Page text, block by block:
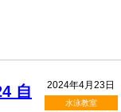
2024年4月23日
水泳教室
自